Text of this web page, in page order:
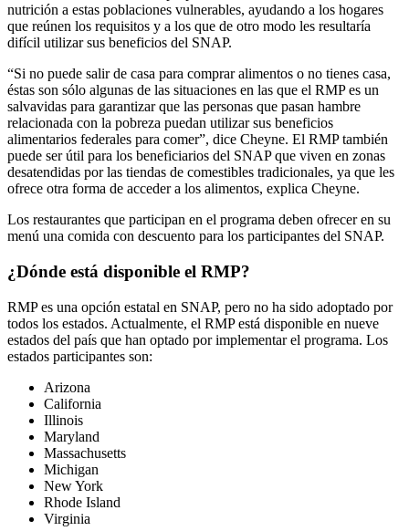
nutrición a estas poblaciones vulnerables, ayudando a los hogares
que reúnen los requisitos y a los que de otro modo les resultaría
difícil utilizar sus beneficios del SNAP.
“Si no puede salir de casa para comprar alimentos o no tienes casa,
éstas son sólo algunas de las situaciones en las que el RMP es un
salvavidas para garantizar que las personas que pasan hambre
relacionada con la pobreza puedan utilizar sus beneficios
alimentarios federales para comer”, dice Cheyne. El RMP también
puede ser útil para los beneficiarios del SNAP que viven en zonas
desatendidas por las tiendas de comestibles tradicionales, ya que les
ofrece otra forma de acceder a los alimentos, explica Cheyne.
Los restaurantes que participan en el programa deben ofrecer en su
menú una comida con descuento para los participantes del SNAP.
¿Dónde está disponible el RMP?
RMP es una opción estatal en SNAP, pero no ha sido adoptado por
todos los estados. Actualmente, el RMP está disponible en nueve
estados del país que han optado por implementar el programa. Los
estados participantes son:
Arizona
California
Illinois
Maryland
Massachusetts
Michigan
New York
Rhode Island
Virginia